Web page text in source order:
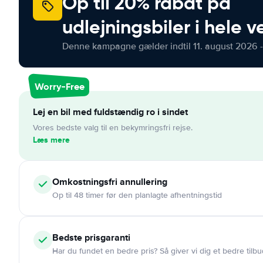
udlejningsbiler i hele
Denne kampagne gælder indtil 11. august 2026
Worry-Free
Lej en bil med fuldstændig ro i sindet
Vores bedste valg til en bekymringsfri rejse.
Læs mere
Omkostningsfri annullering
Op til 48 timer før den planlagte afhentningstid
Bedste prisgaranti
Har du fundet en bedre pris? Så giver vi dig et bedre